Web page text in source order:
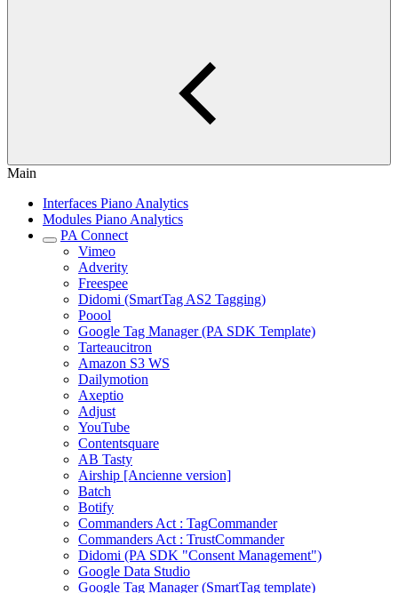
Main
Interfaces Piano Analytics
Modules Piano Analytics
PA Connect
Vimeo
Adverity
Freespee
Didomi (SmartTag AS2 Tagging)
Poool
Google Tag Manager (PA SDK Template)
Tarteaucitron
Amazon S3 WS
Dailymotion
Axeptio
Adjust
YouTube
Contentsquare
AB Tasty
Airship [Ancienne version]
Batch
Botify
Commanders Act : TagCommander
Commanders Act : TrustCommander
Didomi (PA SDK "Consent Management")
Google Data Studio
Google Tag Manager (SmartTag template)